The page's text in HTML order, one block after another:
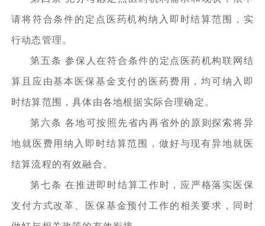
请将符合条件的定点医药机构纳入即时结算范围，实
行动态管理。
第五条 参保人在符合条件的定点医药机构联网结
算且应由基本医保基金支付的医药费用，均可纳入即
时结算范围，具体由各地根据实际合理确定。
第六条 各地可按照先省内再省外的原则探索将异
地就医费用纳入即时结算范围，做好与现有异地就医
结算流程的有效融合。
第七条 在推进即时结算工作时，应严格落实医保
支付方式改革、医保基金预付工作的相关要求，同时